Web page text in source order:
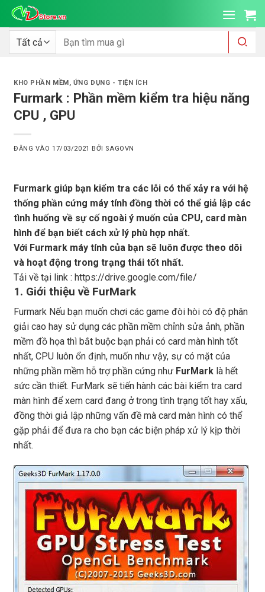
qua
dung
Tìm
kiếm:
KHO PHẦN MỀM, ỨNG DỤNG - TIỆN ÍCH
Furmark : Phần mềm kiểm tra hiệu năng
CPU , GPU
ĐĂNG VÀO17/03/2021 BỞI SAGOVN
Furmark giúp bạn kiểm tra các lỗi có thể xảy ra với hệ
thống phần cứng máy tính đồng thời có thể giả lập các
tình huống về sự cố ngoài ý muốn của CPU, card màn
hình để bạn biết cách xử lý phù hợp nhất.
Với Furmark máy tính của bạn sẽ luôn được theo dõi
và hoạt động trong trạng thái tốt nhất.
Tải về tại link : https://drive.google.com/file/
1. Giới thiệu về FurMark
Furmark Nếu bạn muốn chơi các game đòi hòi có độ phân
giải cao hay sử dụng các phần mềm chỉnh sửa ảnh, phần
mềm đồ họa thì bắt buộc bạn phải có card màn hình tốt
nhất, CPU luôn ổn định, muốn như vậy, sự có mặt của
những phần mềm hỗ trợ phần cứng như FurMark là hết
sức cần thiết. FurMark sẽ tiến hành các bài kiểm tra card
màn hình để xem card đang ở trong tình trạng tốt hay xấu,
đồng thời giả lập những vấn đề mà card màn hình có thể
gặp phải để đưa ra cho bạn các biện pháp xử lý kịp thời
nhất.